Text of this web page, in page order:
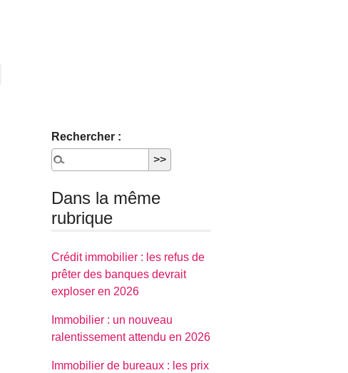
Rechercher :
Dans la même
rubrique
Crédit immobilier : les refus de
prêter des banques devrait
exploser en 2026
Immobilier : un nouveau
ralentissement attendu en 2026
Immobilier de bureaux : les prix